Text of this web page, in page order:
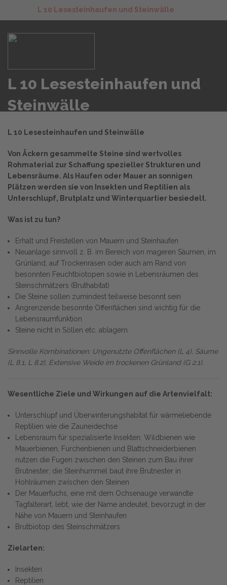
L 10 Lesesteinhaufen und Steinwälle
L 10 Lesesteinhaufen und
Steinwälle
L 10 Lesesteinhaufen und Steinwälle
Von Äckern gesammelte Steine sind wertvolles
Rohmaterial zur Schaffung spezieller Strukturen und
Lebensräume. Als Haufen oder Mauer an sonnigen
Plätzen werden sie von Insekten und Reptilien als
Unterschlupf, Brutplatz und Winterquartier besiedelt.
Was ist zu tun?
Erhalt und Freistellen von Mauern und Steinhaufen
Neuanlage sinnvoll z. B. im Bereich von mageren Säumen, im
Grünland, auf Trockenrasen oder auch am Rand von
besonnten Feuchtbiotopen sowie in Lebensräumen des
Steinschmätzers (Bruthabitat)
Die Steine sollen zumindest teilweise besonnt sein
Angrenzende besonnte Offenflächen sind wichtig für die
Lebensraumfunktion
Steine nicht in Söllen etc. ablagern
Sinnvolle Kombinationen: Ungenutzte Offenflächen (L 4), Säume
(L 8.1, L 8.2), Extensive Weide im trockenen Grünland (G 2.1).
Wesentliche Ziele und Wirkungen auf die Artenvielfalt:
Unterschlupf und Überwinterungshabitat für wärmeliebende
Reptilien wie die Zauneidechse
Lebensraum für spezialisierte Insekten: Wildbienen wie
Mauerbienen, Furchenbienen und Blattschneiderbienen
nutzen die Fugen zwischen den Steinen zum Bau ihrer
Brutnester; die Steinhummel baut ihre Brutnester in
Hohlräumen zwischen den Steinen
Der Mauerfuchs, eine mit dem Ochsenauge verwandte
Tagfalterart, lebt, wie der Name andeutet, bevorzugt in der
Nähe von Mauern und Steinhaufen
Brutbiotop des Steinschmätzers
Zielarten:
Insekten
Reptilien